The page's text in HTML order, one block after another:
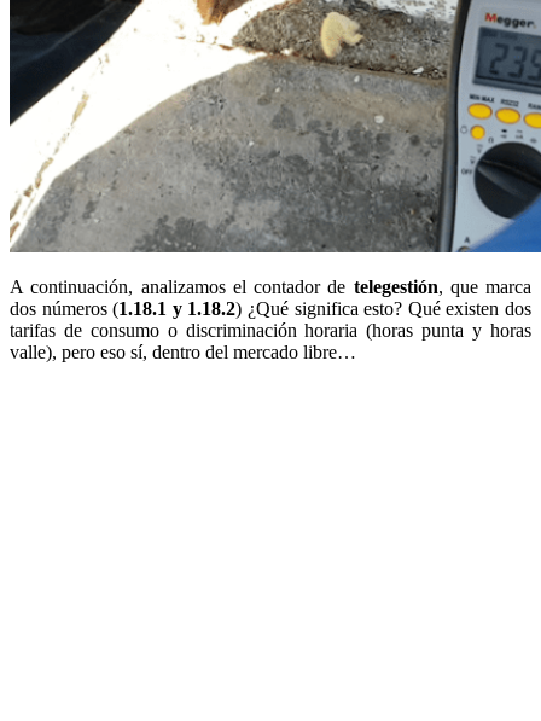
A continuación, analizamos el contador de telegestión, que marca
dos números (1.18.1 y 1.18.2) ¿Qué significa esto? Qué existen dos
tarifas de consumo o discriminación horaria (horas punta y horas
valle), pero eso sí, dentro del mercado libre…